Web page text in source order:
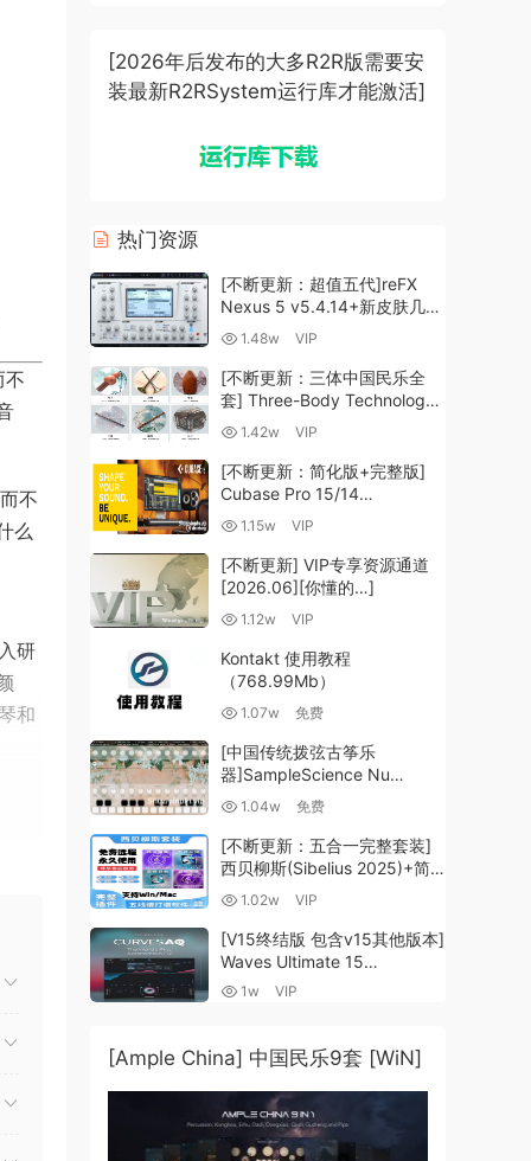
不
不
么
研
和
[2026年后发布的大多R2R版需要安
装最新R2RSystem运行库才能激活]
热门资源
[不断更新：超值五代]reFX
Nexus 5 v5.4.14+新皮肤几十
套+原厂+全套扩展+教程
1.48w VIP
[不断更新：三体中国民乐全
套] Three-Body Technology-
R2R [WiN, MacOSX]
1.42w VIP
[不断更新：简化版+完整版]
Cubase Pro 15/14
VR/R2R/U2B+原厂音源+插件
MacOSX]（704.0MB+）
1.15w VIP
[不断更新] VIP专享资源通道
[2026.06][你懂的…]
1.12w VIP
Kontakt 使用教程
（768.99Mb）
1.07w 免费
[中国传统拨弦古筝乐
器]SampleScience Nu
Guzheng v2.0 x64 VST
VST3 AU DECENT SAMPLER
[WiN, MacOSX]（158MB)
1.04w 免费
[不断更新：五合一完整套装]
西贝柳斯(Sibelius 2025)+简
谱插件V8+图片识别+音频识别
MacOSX]（80.48GB+）
1.02w VIP
[V15终结版 包含v15其他版本]
Waves Ultimate 15
v25.05.27+一键安装版+安装
（4.1GB+10.2GB+9.6GB）
1w VIP
[Ample China] 中国民乐9套 [WiN]